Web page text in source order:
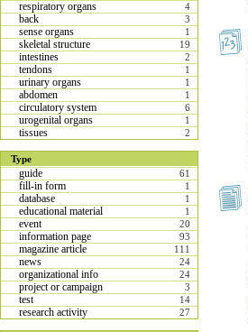
respiratory organs 4
back 3
sense organs 1
skeletal structure 19
intestines 2
tendons 1
urinary organs 1
abdomen 1
circulatory system 6
urogenital organs 1
tissues 2
Type
guide 61
fill-in form 1
database 1
educational material 1
event 20
information page 93
magazine article 111
news 24
organizational info 24
project or campaign 3
test 14
research activity 27